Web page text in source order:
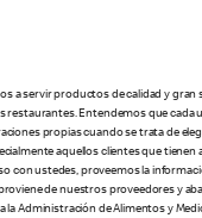
a servir productos de calidad y
restaurantes. Entendemos que cada
propias cuando se trata de
aquellos clientes que tienen
con ustedes, proveemos la
de nuestros proveedores y
la Administración de Alimentos y